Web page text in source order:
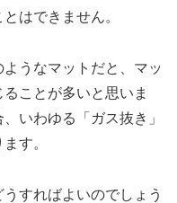
はできません。
うなマットだと、マッ
ことが多いと思いま
いわゆる「ガス抜き」
す。
すればよいのでしょう